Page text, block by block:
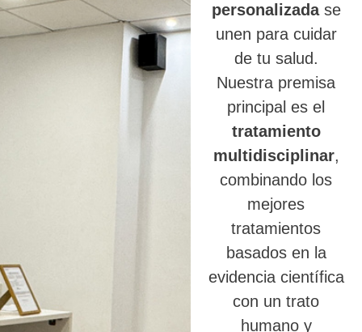
personalizadase
unen para cuidar
de tu salud.
Nuestra premisa
principal es el
tratamiento
multidisciplinar,
combinando los
mejores
tratamientos
basados en la
evidencia científica
con un trato
humano y